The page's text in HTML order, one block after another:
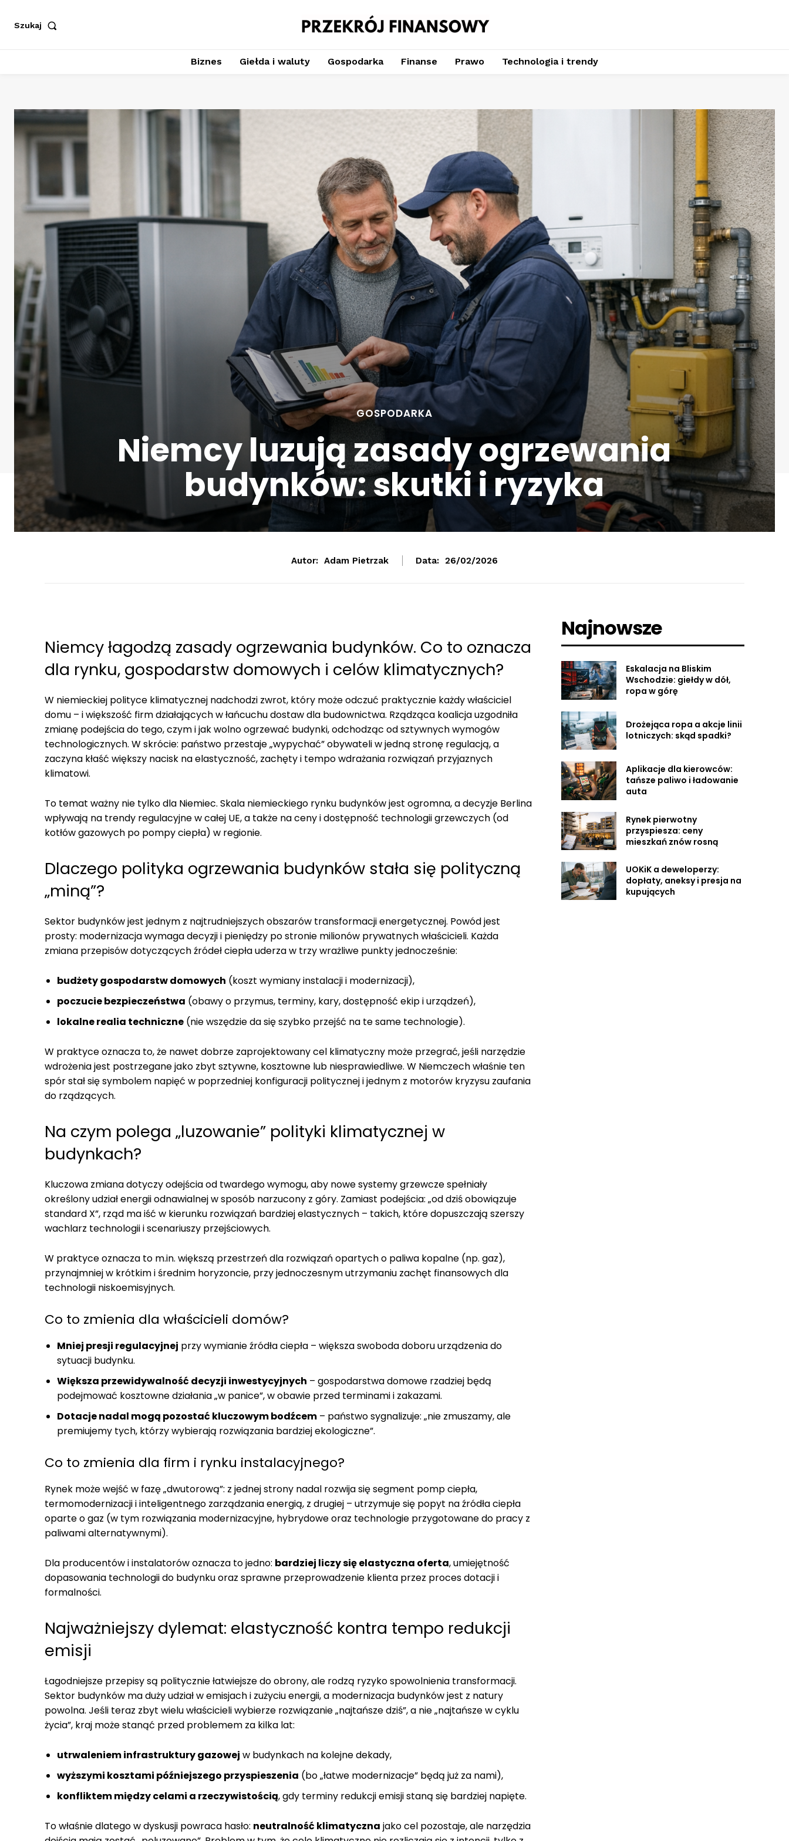
Szukaj
Biznes Giełda i waluty Gospodarka Finanse Prawo Technologia i trendy
GOSPODARKA
Niemcy luzują zasady ogrzewania
budynków: skutki i ryzyka
Autor: Adam Pietrzak Data: 26/02/2026
Niemcy łagodzą zasady ogrzewania budynków. Co to oznacza
dla rynku, gospodarstw domowych i celów klimatycznych?
W niemieckiej polityce klimatycznej nadchodzi zwrot, który może odczuć praktycznie każdy właściciel
domu – i większość firm działających w łańcuchu dostaw dla budownictwa. Rządząca koalicja uzgodniła
zmianę podejścia do tego, czym i jak wolno ogrzewać budynki, odchodząc od sztywnych wymogów
technologicznych. W skrócie: państwo przestaje „wypychać” obywateli w jedną stronę regulacją, a
zaczyna kłaść większy nacisk na elastyczność, zachęty i tempo wdrażania rozwiązań przyjaznych
klimatowi.
To temat ważny nie tylko dla Niemiec. Skala niemieckiego rynku budynków jest ogromna, a decyzje Berlina
wpływają na trendy regulacyjne w całej UE, a także na ceny i dostępność technologii grzewczych (od
kotłów gazowych po pompy ciepła) w regionie.
Dlaczego polityka ogrzewania budynków stała się polityczną
„miną”?
Sektor budynków jest jednym z najtrudniejszych obszarów transformacji energetycznej. Powód jest
prosty: modernizacja wymaga decyzji i pieniędzy po stronie milionów prywatnych właścicieli. Każda
zmiana przepisów dotyczących źródeł ciepła uderza w trzy wrażliwe punkty jednocześnie:
budżety gospodarstw domowych (koszt wymiany instalacji i modernizacji),
poczucie bezpieczeństwa (obawy o przymus, terminy, kary, dostępność ekip i urządzeń),
lokalne realia techniczne (nie wszędzie da się szybko przejść na te same technologie).
W praktyce oznacza to, że nawet dobrze zaprojektowany cel klimatyczny może przegrać, jeśli narzędzie
wdrożenia jest postrzegane jako zbyt sztywne, kosztowne lub niesprawiedliwe. W Niemczech właśnie ten
spór stał się symbolem napięć w poprzedniej konfiguracji politycznej i jednym z motorów kryzysu zaufania
do rządzących.
Na czym polega „luzowanie” polityki klimatycznej w
budynkach?
Kluczowa zmiana dotyczy odejścia od twardego wymogu, aby nowe systemy grzewcze spełniały
określony udział energii odnawialnej w sposób narzucony z góry. Zamiast podejścia: „od dziś obowiązuje
standard X”, rząd ma iść w kierunku rozwiązań bardziej elastycznych – takich, które dopuszczają szerszy
wachlarz technologii i scenariuszy przejściowych.
W praktyce oznacza to m.in. większą przestrzeń dla rozwiązań opartych o paliwa kopalne (np. gaz),
przynajmniej w krótkim i średnim horyzoncie, przy jednoczesnym utrzymaniu zachęt finansowych dla
technologii niskoemisyjnych.
Co to zmienia dla właścicieli domów?
Mniej presji regulacyjnej przy wymianie źródła ciepła – większa swoboda doboru urządzenia do
sytuacji budynku.
Większa przewidywalność decyzji inwestycyjnych – gospodarstwa domowe rzadziej będą
podejmować kosztowne działania „w panice”, w obawie przed terminami i zakazami.
Dotacje nadal mogą pozostać kluczowym bodźcem – państwo sygnalizuje: „nie zmuszamy, ale
premiujemy tych, którzy wybierają rozwiązania bardziej ekologiczne”.
Co to zmienia dla firm i rynku instalacyjnego?
Rynek może wejść w fazę „dwutorową”: z jednej strony nadal rozwija się segment pomp ciepła,
termomodernizacji i inteligentnego zarządzania energią, z drugiej – utrzymuje się popyt na źródła ciepła
oparte o gaz (w tym rozwiązania modernizacyjne, hybrydowe oraz technologie przygotowane do pracy z
paliwami alternatywnymi).
Dla producentów i instalatorów oznacza to jedno: bardziej liczy się elastyczna oferta, umiejętność
dopasowania technologii do budynku oraz sprawne przeprowadzenie klienta przez proces dotacji i
formalności.
Najważniejszy dylemat: elastyczność kontra tempo redukcji
emisji
Łagodniejsze przepisy są politycznie łatwiejsze do obrony, ale rodzą ryzyko spowolnienia transformacji.
Sektor budynków ma duży udział w emisjach i zużyciu energii, a modernizacja budynków jest z natury
powolna. Jeśli teraz zbyt wielu właścicieli wybierze rozwiązanie „najtańsze dziś”, a nie „najtańsze w cyklu
życia”, kraj może stanąć przed problemem za kilka lat:
utrwaleniem infrastruktury gazowej w budynkach na kolejne dekady,
wyższymi kosztami późniejszego przyspieszenia (bo „łatwe modernizacje” będą już za nami),
konfliktem między celami a rzeczywistością, gdy terminy redukcji emisji staną się bardziej napięte.
To właśnie dlatego w dyskusji powraca hasło: neutralność klimatyczna jako cel pozostaje, ale narzędzia
Najnowsze
Eskalacja na Bliskim
Wschodzie: giełdy w dół,
ropa w górę
Drożejąca ropa a akcje linii
lotniczych: skąd spadki?
Aplikacje dla kierowców:
tańsze paliwo i ładowanie
auta
Rynek pierwotny
przyspiesza: ceny
mieszkań znów rosną
UOKiK a deweloperzy:
dopłaty, aneksy i presja na
kupujących